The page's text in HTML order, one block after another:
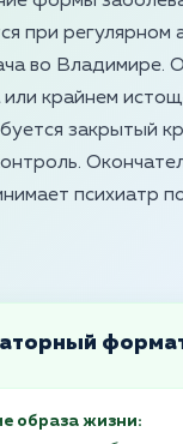
при регулярном
во Владимире.
или крайнем
закрытый
психиатр
образа жизни: